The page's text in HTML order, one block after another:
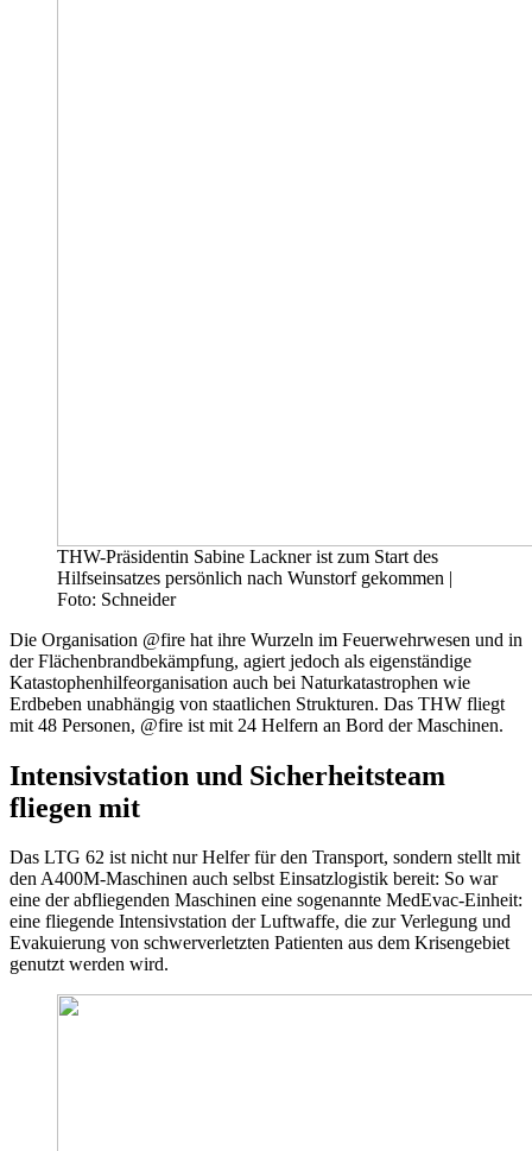
THW-Präsidentin Sabine Lackner ist zum Start des
Hilfseinsatzes persönlich nach Wunstorf gekommen |
Foto: Schneider
Die Organisation @fire hat ihre Wurzeln im Feuerwehrwesen und in
der Flächenbrandbekämpfung, agiert jedoch als eigenständige
Katastophenhilfeorganisation auch bei Naturkatastrophen wie
Erdbeben unabhängig von staatlichen Strukturen. Das THW fliegt
mit 48 Personen, @fire ist mit 24 Helfern an Bord der Maschinen.
Intensivstation und Sicherheitsteam
fliegen mit
Das LTG 62 ist nicht nur Helfer für den Transport, sondern stellt mit
den A400M-Maschinen auch selbst Einsatzlogistik bereit: So war
eine der abfliegenden Maschinen eine sogenannte MedEvac-Einheit:
eine fliegende Intensivstation der Luftwaffe, die zur Verlegung und
Evakuierung von schwerverletzten Patienten aus dem Krisengebiet
genutzt werden wird.